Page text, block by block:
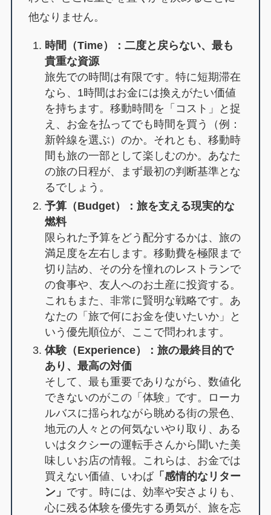
他なりません。
時間（Time）：二度と戻らない、最も
貴重な資源
旅先での時間は有限です。特に短期滞在
なら、1時間はお金には換えがたい価値
を持ちます。移動時間を「コスト」と捉
え、お金を払ってでも時間を買う（例：
新幹線を選ぶ）のか。それとも、移動時
間も旅の一部として楽しむのか。あなた
の旅の日程が、まず最初の判断基準とな
るでしょう。
予算（Budget）：旅を支える現実的な
燃料
限られた予算をどう配分するかは、旅の
満足度を左右します。移動費を極限まで
切り詰め、その分を憧れのレストランで
の食事や、友人へのお土産に投資する。
これもまた、非常に賢明な戦略です。あ
なたの「旅で何にお金を使いたいか」と
いう優先順位が、ここで問われます。
体験（Experience）：旅の最終目的で
あり、最高の対価
そして、最も重要でありながら、数値化
できないのがこの「体験」です。ローカ
ルバスに揺られながら眺める街の景色、
地元の人々との何気ないやり取り、ある
いはタクシーの運転手さんから聞いた美
味しいお店の情報。これらは、お金では
買えない価値、いわば「感情的なリター
ン」 です。時には、効率や安さよりも、
心に残る体験を優先する勇気が、旅を忘